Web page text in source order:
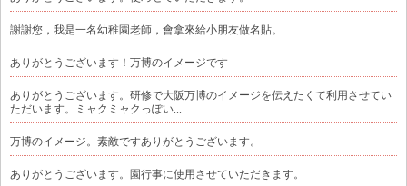
謝謝您，我是一名幼稚園老師，會拿來給小朋友做名貼。
ありがとうございます！万博のイメージです
ありがとうございます。研修で大阪万博のイメージを伝えたくて利用させてい
ただいます。ミャクミャクっぽい...
万博のイメージ。素敵ですありがとうございます。
ありがとうございます。園行事に使用させていただきます。